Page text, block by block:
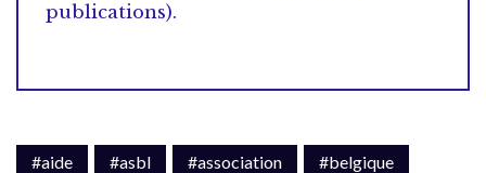
publications).
#aide #asbl #association #belgique